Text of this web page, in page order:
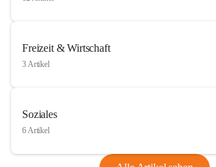
Freizeit & Wirtschaft
3 Artikel
Soziales
6 Artikel